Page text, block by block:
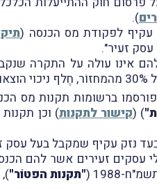
).
עקיף לפקודת מס הכנסה (
זעיר".
לכך, נבקש לעדכנכם, כי ביום ב,
) (קישור לתקנות) וכן תקנות
נזק עקיף שמקבל בעל עסק
עסקים זעירים אשר להם
1988 (
"תקנות הפטוֹר"